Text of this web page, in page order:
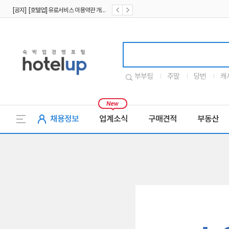
부부팀 주말 당번 캐
채용정보 업계소식 구매견적 부동산